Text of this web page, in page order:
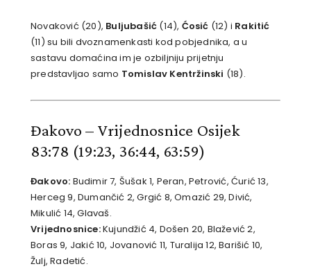
Novaković (20), Buljubašić (14), Ćosić (12) i Rakitić
(11) su bili dvoznamenkasti kod pobjednika, a u
sastavu domaćina im je ozbiljniju prijetnju
predstavljao samo Tomislav Kentržinski (18).
Đakovo – Vrijednosnice Osijek
83:78 (19:23, 36:44, 63:59)
Đakovo: Budimir 7, Šušak 1, Peran, Petrović, Ćurić 13,
Herceg 9, Dumančić 2, Grgić 8, Omazić 29, Divić,
Mikulić 14, Glavaš.
Vrijednosnice:Kujundžić 4, Došen 20, Blažević 2,
Boras 9, Jakić 10, Jovanović 11, Turalija 12, Barišić 10,
Žulj, Radetić.